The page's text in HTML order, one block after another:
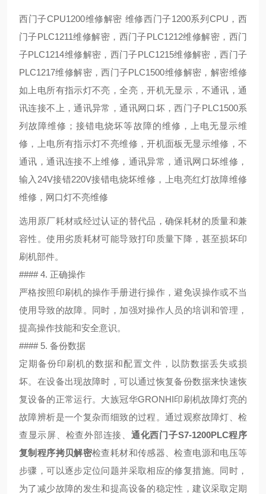
西门子CPU1200维修解密 维修西门子1200系列CPU，西
门子PLC1211维修解密，西门子PLC1212维修解密，西门
子PLC1214维修解密，西门子PLC1215维修解密，西门子
PLC1217维修解密，西门子PLC1500维修解密，解密维修
如上电所有指示灯不亮，全亮，开机无显示，不通讯，通
讯连接不上，通讯异常，通讯网口坏，西门子PLC1500系
列故障维修；接错电烧坏等故障的维修，上电无显示维
修，上电所有指示灯不亮维修，开机面板无显示维修，不
通讯，通讯连接不上维修，通讯异常，通讯网口坏维修，
输入24V接错220V接错电烧坏维修，上电亮红灯故障维修
维修，网口灯不亮维修
选用原厂耗材或经过认证的替代品，确保耗材的质量和兼
容性。使用劣质耗材可能导致打印质量下降，甚至损坏印
刷机部件。
#### 4. 正确操作
严格按照印刷机的操作手册进行操作，避免误操作或不当
使用导致的故障。同时，加强对操作人员的培训和管理，
提高操作技能和安全意识。
#### 5. 备份数据
定期备份印刷机的数据和配置文件，以防数据丢失或损
坏。在设备出现故障时，可以通过恢复备份数据来快速恢
复设备的正常运行。 大族冠华GRONHI印刷机故障灯亮的
故障辨析是一个复杂而细致的过程。通过观察故障灯、检
查显示屏、检查外部连接、 通化西门子S7-1200PLC程序
复制程序拷贝解密检查耗材和传感器、检查电源和电压等
步骤，可以逐步定位问题并采取相应的修复措施。同时，
为了减少故障的发生和提高设备的稳定性，建议采取定期